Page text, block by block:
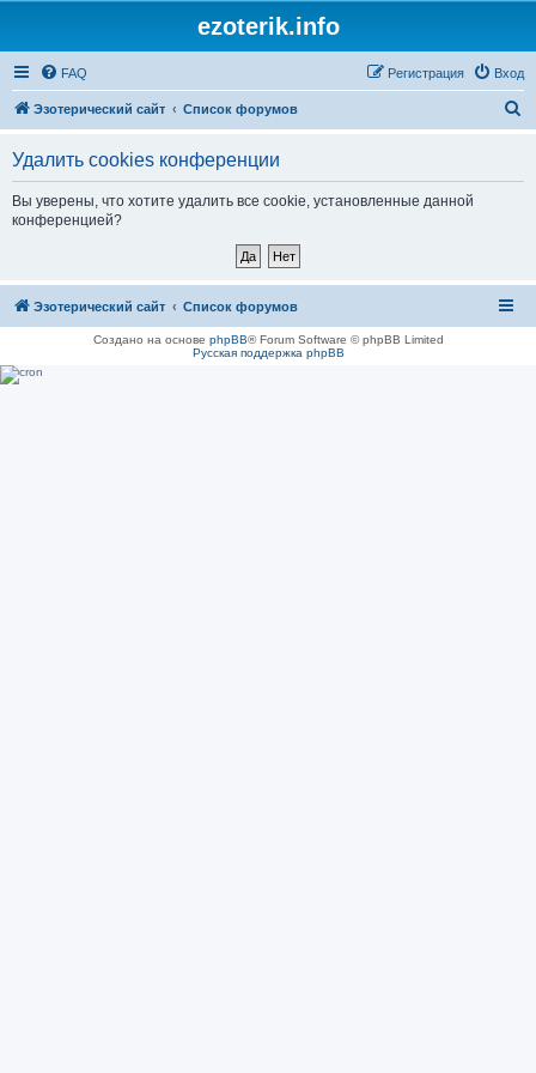
ezoterik.info
FAQ Вход
Регистрация
Эзотерический сайт Список форумов
Удалить cookies конференции
Вы уверены, что хотите удалить все cookie, установленные данной
конференцией?
Эзотерический сайт Список форумов
Создано на основе phpBB® Forum Software © phpBB Limited
Русская поддержка phpBB